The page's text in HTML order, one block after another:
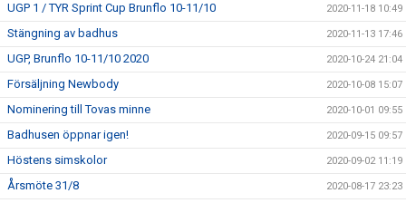
UGP 1 / TYR Sprint Cup Brunflo 10-11/10 2020-11-18 10:49
Stängning av badhus 2020-11-13 17:46
UGP, Brunflo 10-11/10 2020 2020-10-24 21:04
Försäljning Newbody 2020-10-08 15:07
Nominering till Tovas minne 2020-10-01 09:55
Badhusen öppnar igen! 2020-09-15 09:57
Höstens simskolor 2020-09-02 11:19
Årsmöte 31/8 2020-08-17 23:23